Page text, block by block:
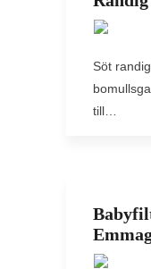
Söt
till…